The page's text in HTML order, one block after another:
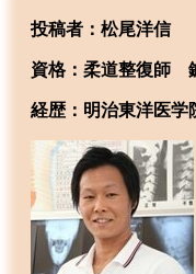
投稿者：松尾洋信
資格：柔道整復師
経歴：明治東洋医